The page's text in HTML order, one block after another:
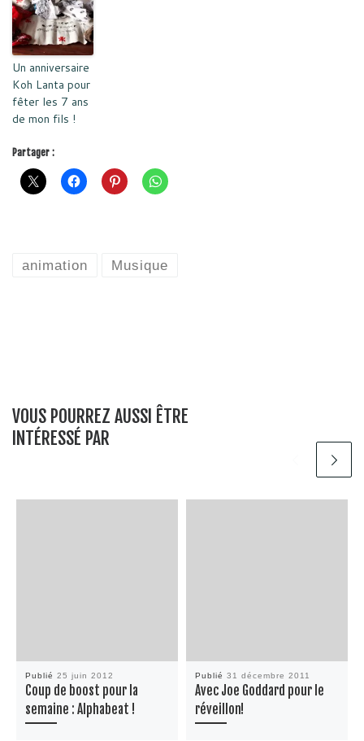
Un anniversaire
Koh Lanta pour
fêter les 7 ans
de mon fils !
Partager :
animation Musique
VOUS POURREZ AUSSI ÊTRE
INTÉRESSÉ PAR
Publié25 juin 2012
Coup de boost pour la
semaine : Alphabeat !
Publié31 décembre 2011
Avec Joe Goddard pour le
réveillon!